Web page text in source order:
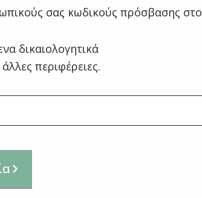
σας κωδικούς πρόσβασης στο
δικαιολογητικά
περιφέρειες.